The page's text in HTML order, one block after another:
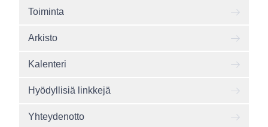
Toiminta
Arkisto
Kalenteri
Hyödyllisiä linkkejä
Yhteydenotto